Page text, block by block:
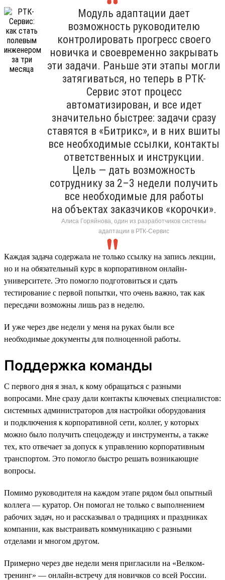
Модуль адаптации дает
возможность руководителю
контролировать прогресс своего
новичка и своевременно закрывать
эти задачи. Раньше эти этапы могли
затягиваться, но теперь в РТК-
Сервис этот процесс
автоматизирован, и все идет
значительно быстрее: задачи сразу
ставятся в «Битрикс», и в них вшиты
все необходимые ссылки, контакты
ответственных и инструкции.
Цель — дать возможность
сотруднику за 2–3 недели получить
все необходимые для работы
на объектах заказчиков «корочки».
Алиса Горяйнова, один из разработчиков системы
адаптации в РТК-Сервис
Каждая задача содержала не только ссылку на запись лекции,
но и на обязательный курс в корпоративном онлайн-
университете. Это помогло подготовиться и сдать
тестирование с первой попытки, что очень важно, так как
пересдачи возможны лишь раз в неделю.
И уже через две недели у меня на руках были все
необходимые документы для полноценной работы.
Поддержка команды
С первого дня я знал, к кому обращаться с разными
вопросами. Мне сразу дали контакты ключевых специалистов:
системных администраторов для настройки оборудования
и подключения к корпоративной сети, коллег, у которых
можно было получить спецодежду и инструменты, а также
тех, кто отвечает за допуск к управлению корпоративным
транспортом. Это помогло быстро решать возникающие
вопросы.
Помимо руководителя на каждом этапе рядом был опытный
коллега — куратор. Он помогал не только с выполнением
рабочих задач, но и рассказывал о традициях и праздниках
компании, как выстраивать коммуникацию с разными
отделами и многом другом.
Примерно через две недели меня пригласили на «Велком-
тренинг» — онлайн-встречу для новичков со всей России.